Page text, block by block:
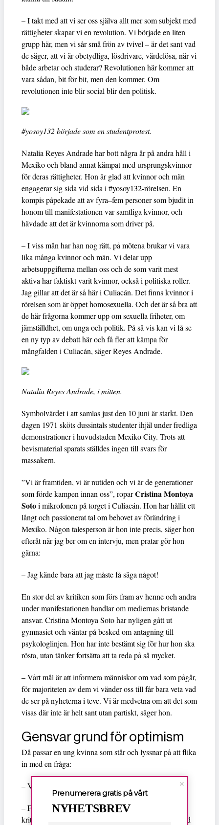
– I takt med att vi ser oss själva allt mer som subjekt med
rättigheter skapar vi en revolution. Vi började en liten
grupp här, men vi sår små frön av tvivel – är det sant vad
de säger, att vi är obetydliga, lösdrivare, värdelösa, när vi
både arbetar och studerar? Revolutionen här kommer att
vara sådan, bit för bit, men den kommer. Om
revolutionen inte blir social blir den politisk.
#yosoy132 började som en studentprotest.
Natalia Reyes Andrade har bott några år på andra håll i
Mexiko och bland annat kämpat med ursprungskvinnor
för deras rättigheter. Hon är glad att kvinnor och män
engagerar sig sida vid sida i #yosoy132-rörelsen. En
kompis påpekade att av fyra–fem personer som bjudit in
honom till manifestationen var samtliga kvinnor, och
hävdade att det är kvinnorna som driver på.
– I viss mån har han nog rätt, på mötena brukar vi vara
lika många kvinnor och män. Vi delar upp
arbetsuppgifterna mellan oss och de som varit mest
aktiva har faktiskt varit kvinnor, också i politiska roller.
Jag gillar att det är så här i Culiacán. Det finns kvinnor i
rörelsen som är öppet homosexuella. Och det är så bra att
de här frågorna kommer upp om sexuella friheter, om
jämställdhet, om unga och politik. På så vis kan vi få se
en ny typ av debatt här och få fler att kämpa för
mångfalden i Culiacán, säger Reyes Andrade.
Natalia Reyes Andrade, i mitten.
Symbolvärdet i att samlas just den 10 juni är starkt. Den
dagen 1971 sköts dussintals studenter ihjäl under fredliga
demonstrationer i huvudstaden Mexiko City. Trots att
bevismaterial sparats ställdes ingen till svars för
massakern.
”Vi är framtiden, vi är nutiden och vi är de generationer
som förde kampen innan oss”, roparCristina Montoya
Sotoi mikrofonen på torget i Culiacán. Hon har hållit ett
långt och passionerat tal om behovet av förändring i
Mexiko. Någon talesperson är hon inte precis, säger hon
efteråt när jag ber om en intervju, men pratar gör hon
gärna:
– Jag kände bara att jag måste få säga något!
En stor del av kritiken som förs fram av henne och andra
under manifestationen handlar om mediernas bristande
ansvar. Cristina Montoya Soto har nyligen gått ut
gymnasiet och väntar på besked om antagning till
psykologlinjen. Hon har inte bestämt sig för hur hon ska
rösta, utan tänker fortsätta att ta reda på så mycket.
– Vårt mål är att informera människor om vad som pågår,
för majoriteten av dem vi vänder oss till får bara veta vad
de ser på nyheterna i teve. Vi är medvetna om att det som
visas där inte är helt sant utan partiskt, säger hon.
Gensvar grund för optimism
Då passar en ung kvinna som står och lyssnar på att flika
in med en fråga:
– Varför har ni bara information om Peña Nieto?
– För vår uppfattning är att tevenyheterna informerar
kritiskt om alla de andra kandidaterna. Vi har tagit med
Prenumerera gratis på vårt
NYHETSBREV